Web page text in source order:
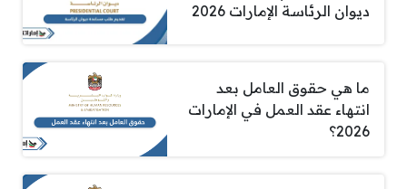
ديوان الرئاسة الإمارات 2026
ما هي حقوق العامل بعد
انتهاء عقد العمل في الإمارات
2026؟